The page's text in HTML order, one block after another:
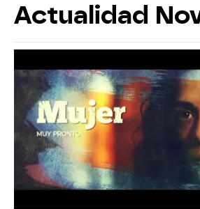
Actualidad